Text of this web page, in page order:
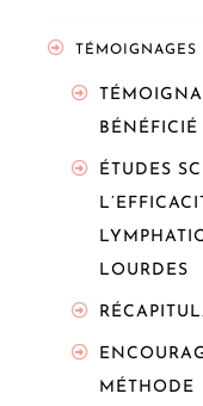
TÉMOIGNAGES
ÉTUDES
LOURDES
MÉTHODE